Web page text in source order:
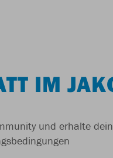
IM
und erhalte